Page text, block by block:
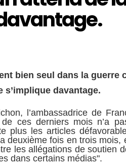
bien seul dans la guerre
s’implique davantage.
l’ambassadrice de
de ces derniers mois n’a
plus les articles
deuxième fois en trois mois,
les allégations de soutien
dans certains médias".